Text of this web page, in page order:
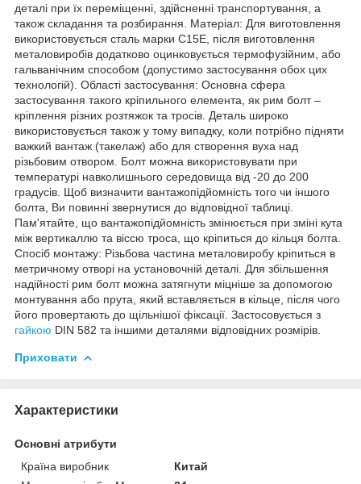
деталі при їх переміщенні, здійсненні транспортування, а
також складання та розбирання. Матеріал: Для виготовлення
використовується сталь марки С15Е, після виготовлення
металовиробів додатково оцинковується термофузійним, або
гальванічним способом (допустимо застосування обох цих
технологій). Області застосування: Основна сфера
застосування такого кріпильного елемента, як рим болт –
кріплення різних розтяжок та тросів. Деталь широко
використовується також у тому випадку, коли потрібно підняти
важкий вантаж (такелаж) або для створення вуха над
різьбовим отвором. Болт можна використовувати при
температурі навколишнього середовища від -20 до 200
градусів. Щоб визначити вантажопідйомність того чи іншого
болта, Ви повинні звернутися до відповідної таблиці.
Пам'ятайте, що вантажопідйомність змінюється при зміні кута
між вертикаллю та віссю троса, що кріпиться до кільця болта.
Спосіб монтажу: Різьбова частина металовиробу кріпиться в
метричному отворі на установочній деталі. Для збільшення
надійності рим болт можна затягнути міцніше за допомогою
монтування або прута, який вставляється в кільце, після чого
його провертають до щільнішої фіксації. Застосовується з
гайкою DIN 582 та іншими деталями відповідних розмірів.
Приховати
Характеристики
Основні атрибути
Країна виробник
Китай